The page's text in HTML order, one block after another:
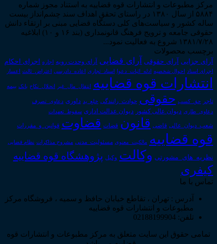
مرکز مطبوعات و انتشارات قوه قضاییه به استناد مجوز شماره
۵۸۸۴ از سال ۱۳۸۰ در راستای تحقق اهداف سند چشم‌انداز بیست
ساله کشور و سیاست‌های کلی دستگاه قضایی مبنی بر ارتقاء دانش
حقوقی جامعه و ترویج فرهنگ قانونمداری (بند ۱۶ و ۱۰) ابلاغیه
۱۳۸۱/۷/۲۸ شروع به فعالیت نمود...
برچسب محصولات
آرای جزایی آرای حقوقی آرای قضایی آرای وحدت رویه اجاره اجرای احکام
اجرای اسناد احوال شخصیه ادله_اثبات_دعوا اسناد_تجاری اعاده_دادرسی اعتراض_ثالث اعسار
انتشارات قوه قضاییه انتقال_مال_غیر انحلال_نکاح بانک بیمه
تاجر حق_کسب حقوقی حوادث_رانندگی خلع_ید داوری دعاوی_تصرف
دعاوی_طاری دیوان عالی کشور دیوان عدالت اداری سقوط_تعهدات
شعب_دیوان_عالی قاضی قانون قضات قضاوت قوانین_و_مقررات
قوه قضاییه مالکیت_معنوی مسئولیت_مدنی مشروح مذاکرات نظام قضایی
نظریه_های_مشورتی وکالت وکیل پژوهشگاه قوه قضاییه
کیفری
تماس با ما
آدرس : تهران ، تقاطع خیابان حافظ و سمیه ، فروشگاه مرکز
مطبوعات و انتشارات قوه قضاییه
تلفن: 02188199904
تمامی حقوق این سایت متعلق به مرکز مطبوعات و انتشارات قوه